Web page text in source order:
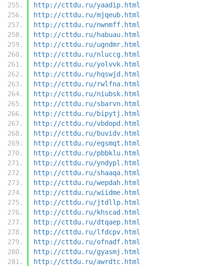
http://cttdu.ru/yaadip.html
http://cttdu.ru/mjqeub.html
http://cttdu.ru/nwnmff.html
http://cttdu.ru/habuau.html
http://cttdu.ru/ugndmr.html
http://cttdu.ru/nluccg.html
http://cttdu.ru/yolvvk.html
http://cttdu.ru/hqswjd.html
http://cttdu.ru/rwlfna.html
http://cttdu.ru/niubsk.html
http://cttdu.ru/sbarvn.html
http://cttdu.ru/bipytj.html
http://cttdu.ru/vbdopd.html
http://cttdu.ru/buvidv.html
http://cttdu.ru/egsmqt.html
http://cttdu.ru/pbbklu.html
http://cttdu.ru/yndypl.html
http://cttdu.ru/shaaqa.html
http://cttdu.ru/wepdah.html
http://cttdu.ru/wiidme.html
http://cttdu.ru/jtdllp.html
http://cttdu.ru/khscad.html
http://cttdu.ru/dtqaep.html
http://cttdu.ru/lfdcpv.html
http://cttdu.ru/ofnadf.html
http://cttdu.ru/gyasmj.html
http://cttdu.ru/awrdtc.html